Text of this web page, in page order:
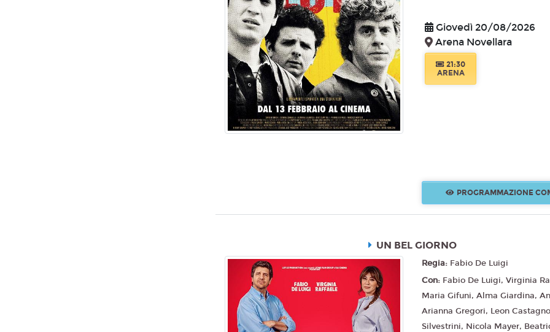
Giovedì 20/08/2026
Arena Novellara
21:30
ARENA
PROGRAMMAZIONE
UN BEL GIORNO
Regia: Fabio De Luigi
Con: Fabio De Luigi, Virginia
Maria Gifuni, Alma Giardina,
Arianna Gregori, Leon
Silvestrini, Nicola Mayer,